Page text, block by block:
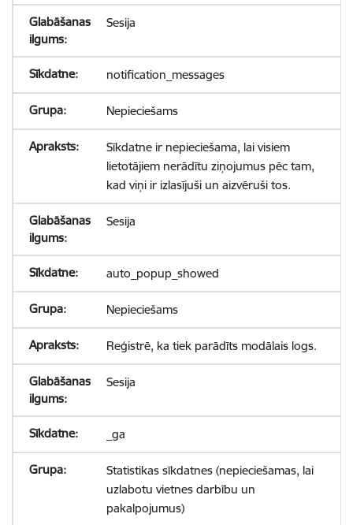
Sesija
notification_messages
Nepieciešams
Sīkdatne ir nepieciešama, lai visiem
lietotājiem nerādītu ziņojumus pēc tam,
kad viņi ir izlasījuši un aizvēruši tos.
Sesija
auto_popup_showed
Nepieciešams
Reģistrē, ka tiek parādīts modālais logs.
Sesija
_ga
Statistikas sīkdatnes (nepieciešamas, lai
uzlabotu vietnes darbību un
pakalpojumus)